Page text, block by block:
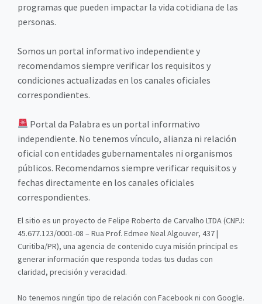
programas que pueden impactar la vida cotidiana de las
personas.
Somos un portal informativo independiente y
recomendamos siempre verificar los requisitos y
condiciones actualizadas en los canales oficiales
correspondientes.
Portal da Palabra es un portal informativo
independiente. No tenemos vínculo, alianza ni relación
oficial con entidades gubernamentales ni organismos
públicos. Recomendamos siempre verificar requisitos y
fechas directamente en los canales oficiales
correspondientes.
El sitio es un proyecto de Felipe Roberto de Carvalho LTDA (CNPJ:
45.677.123/0001-08 – Rua Prof. Edmee Neal Algouver, 437 |
Curitiba/PR), una agencia de contenido cuya misión principal es
generar información que responda todas tus dudas con
claridad, precisión y veracidad.
No tenemos ningún tipo de relación con Facebook ni con Google.